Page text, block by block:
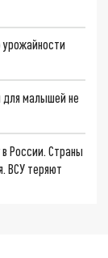
урожайности
для малышей не
России. Страны
ВСУ теряют